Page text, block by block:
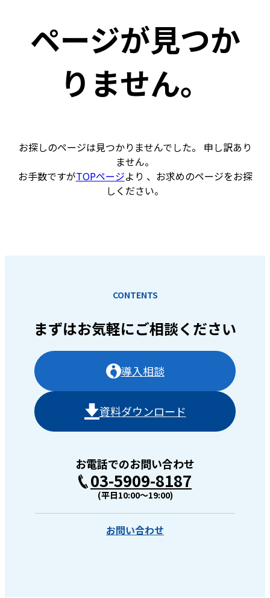
ページが見つか
りません。
お探しのページは見つかりませんでした。 申し訳あり
ません。
お手数ですがTOPページより 、お求めのページをお探
しください。
CONTENTS
まずはお気軽にご相談ください
導入相談
資料ダウンロード
お電話でのお問い合わせ
03-5909-8187
(平日10:00〜19:00)
お問い合わせ